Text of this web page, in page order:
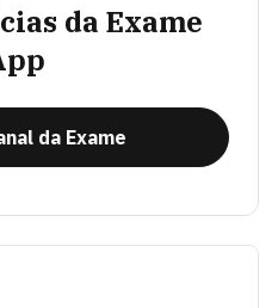
da Exame
da Exame